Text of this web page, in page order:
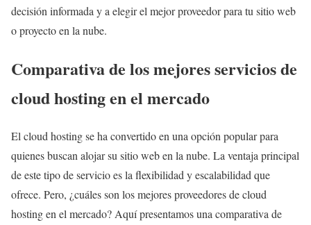
decisión informada y a elegir el mejor proveedor para tu sitio web
o proyecto en la nube.
Comparativa de los mejores servicios de
cloud hosting en el mercado
El cloud hosting se ha convertido en una opción popular para
quienes buscan alojar su sitio web en la nube. La ventaja principal
de este tipo de servicio es la flexibilidad y escalabilidad que
ofrece. Pero, ¿cuáles son los mejores proveedores de cloud
hosting en el mercado? Aquí presentamos una comparativa de